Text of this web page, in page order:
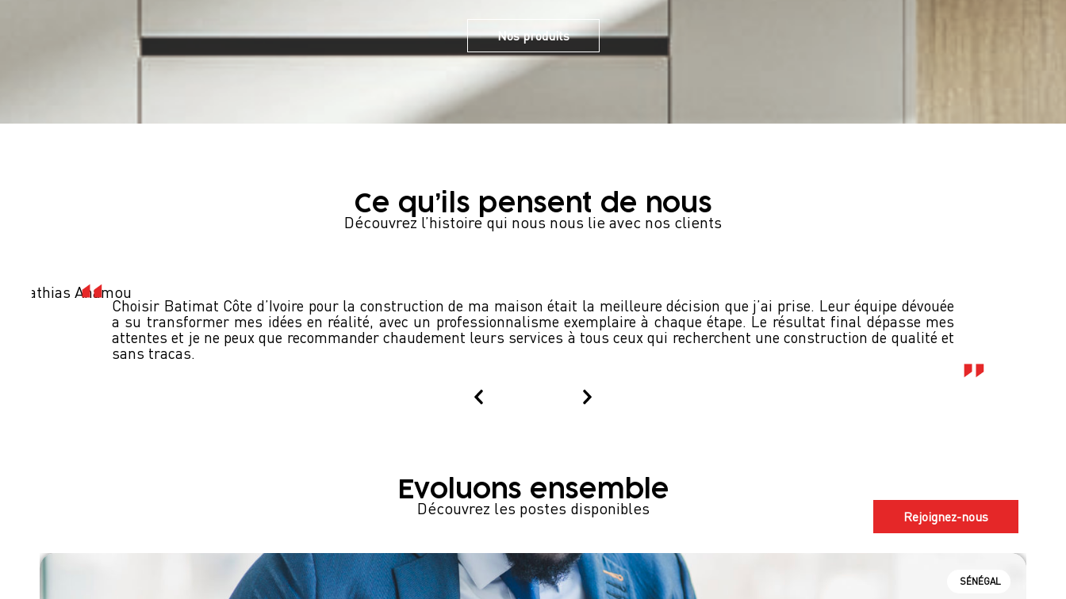
Nos produits
Ce qu’ils pensent de nous
Découvrez l’histoire qui nous nous lie avec nos clients
Mathias Anamou
Choisir Batimat Côte d’Ivoire pour la construction de ma maison était la meilleure décision que j’ai prise. Leur équipe dévouée
a su transformer mes idées en réalité, avec un professionnalisme exemplaire à chaque étape. Le résultat final dépasse mes
attentes et je ne peux que recommander chaudement leurs services à tous ceux qui recherchent une construction de qualité et
sans tracas.
Evoluons ensemble
Découvrez les postes disponibles Rejoignez-nous
SÉNÉGAL